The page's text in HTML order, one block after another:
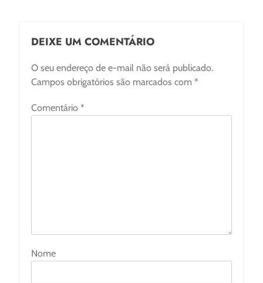
DEIXE UM COMENTÁRIO
O seu endereço de e-mail não será publicado.
Campos obrigatórios são marcados com *
Comentário *
Nome